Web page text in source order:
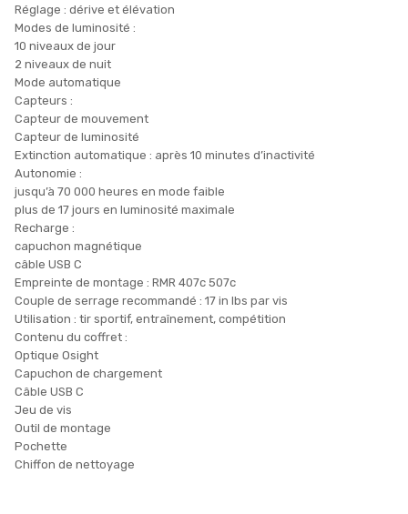
Réglage : dérive et élévation
Modes de luminosité :
10 niveaux de jour
2 niveaux de nuit
Mode automatique
Capteurs :
Capteur de mouvement
Capteur de luminosité
Extinction automatique : après 10 minutes d’inactivité
Autonomie :
jusqu’à 70 000 heures en mode faible
plus de 17 jours en luminosité maximale
Recharge :
capuchon magnétique
câble USB C
Empreinte de montage : RMR 407c 507c
Couple de serrage recommandé : 17 in lbs par vis
Utilisation : tir sportif, entraînement, compétition
Contenu du coffret :
Optique Osight
Capuchon de chargement
Câble USB C
Jeu de vis
Outil de montage
Pochette
Chiffon de nettoyage